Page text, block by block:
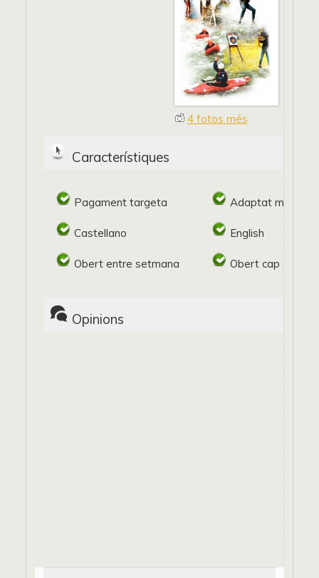
4 fotos més
Característiques
Pagament targeta Adaptat
Castellano English
Obert entre setmana Obert cap de
Opinions